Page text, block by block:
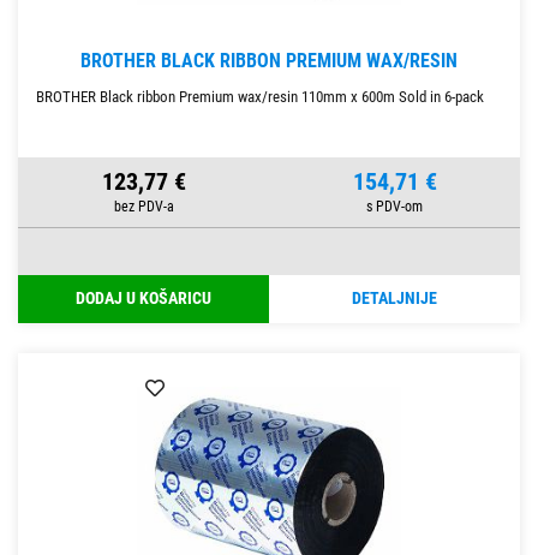
BROTHER BLACK RIBBON PREMIUM WAX/RESIN
BROTHER Black ribbon Premium wax/resin 110mm x 600m Sold in 6-pack
123,77 € 154,71 €
DODAJ U KOŠARICU DETALJNIJE